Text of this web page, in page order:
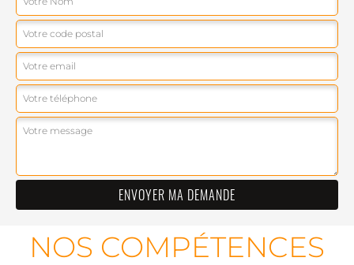
NOS COMPÉTENCES